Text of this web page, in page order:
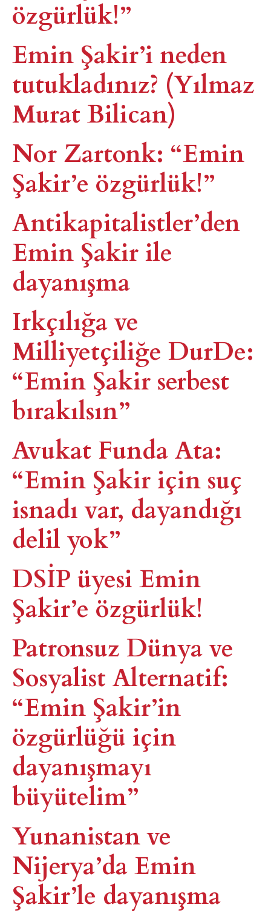
özgürlük!”
Emin Şakir’i neden
tutukladınız? (Yılmaz
Murat Bilican)
Nor Zartonk: “Emin
Şakir’e özgürlük!”
Antikapitalistler’den
Emin Şakir ile
dayanışma​
Irkçılığa ve
Milliyetçiliğe DurDe:
“Emin Şakir serbest
bırakılsın”
Avukat Funda Ata:
“Emin Şakir için suç
isnadı var, dayandığı
delil yok”
DSİP üyesi Emin
Şakir’e özgürlük!
Patronsuz Dünya ve
Sosyalist Alternatif:
“Emin Şakir’in
özgürlüğü için
dayanışmayı
büyütelim”​
Yunanistan ve
Nijerya’da Emin
Şakir’le dayanışma